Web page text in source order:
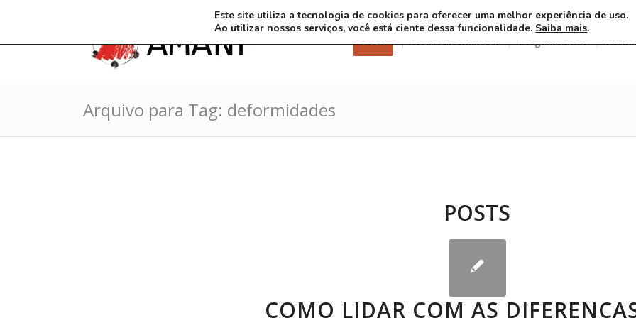
3 8 26 Neurofibromatoses Pergunte ao Dr
Arquivo para Tag: deformidades
POSTS
COMO LIDAR COM AS
Este site utiliza a tecnologia de cookies para oferecer uma melhor experiência de uso.
Ao utilizar nossos serviços, você está ciente dessa funcionalidade. Saiba mais.